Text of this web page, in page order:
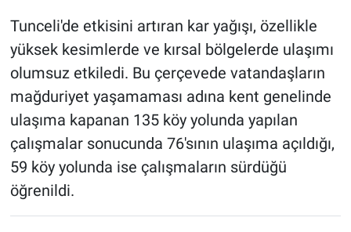
Tunceli'de etkisini artıran kar yağışı, özellikle
yüksek kesimlerde ve kırsal bölgelerde ulaşımı
olumsuz etkiledi. Bu çerçevede vatandaşların
mağduriyet yaşamaması adına kent genelinde
ulaşıma kapanan 135 köy yolunda yapılan
çalışmalar sonucunda 76'sının ulaşıma açıldığı,
59 köy yolunda ise çalışmaların sürdüğü
öğrenildi.